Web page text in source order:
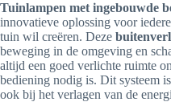
Tuinlampen met ingebouwde
innovatieve oplossing voor
tuin wil creëren. Deze
beweging in de omgeving en
altijd een goed verlichte ruimte
bediening nodig is. Dit systeem
ook bij het verlagen van de